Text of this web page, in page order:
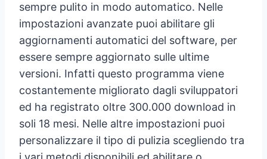
sempre pulito in modo automatico. Nelle
impostazioni avanzate puoi abilitare gli
aggiornamenti automatici del software, per
essere sempre aggiornato sulle ultime
versioni. Infatti questo programma viene
costantemente migliorato dagli sviluppatori
ed ha registrato oltre 300.000 download in
soli 18 mesi. Nelle altre impostazioni puoi
personalizzare il tipo di pulizia scegliendo tra